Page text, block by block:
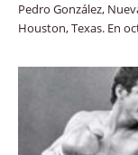
Pedro González,
Houston, Texas. En